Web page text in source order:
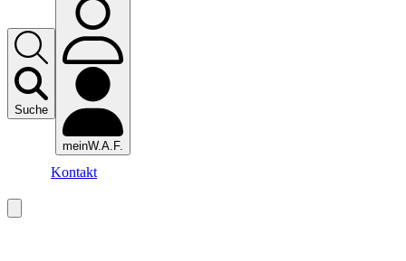
Suche
meinW.A.F.
Kontakt